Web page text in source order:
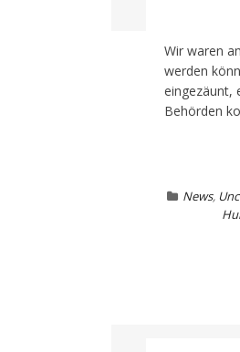
Wir waren
werden
eingezäunt,
Behörden
News,